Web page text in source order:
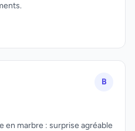
B
en marbre : surprise agréable